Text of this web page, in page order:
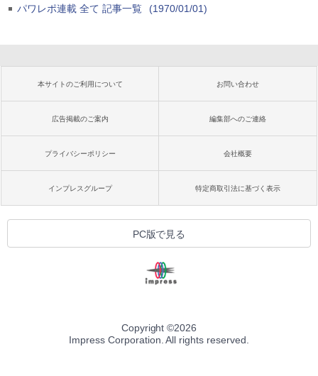
パワレポ連載 全て 記事一覧
(1970/01/01)
本サイトのご利用について お問い合わせ
広告掲載のご案内 編集部へのご連絡
プライバシーポリシー 会社概要
インプレスグループ 特定商取引法に基づく表示
PC版で見る
Copyright ©2026
Impress Corporation. All rights reserved.